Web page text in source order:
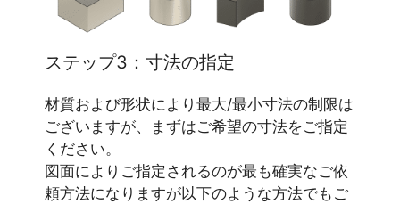
ステップ3：寸法の指定
材質および形状により最大/最小寸法の制限は
ございますが、まずはご希望の寸法をご指定
ください。
図面によりご指定されるのが最も確実なご依
頼方法になりますが以下のような方法でもご